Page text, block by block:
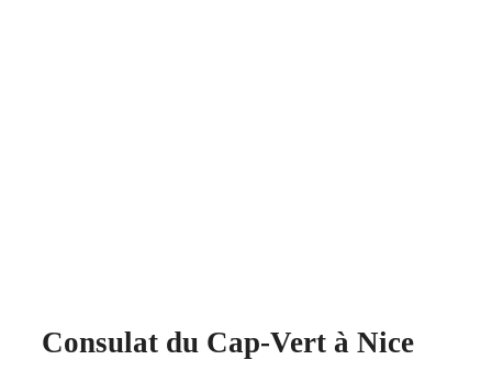
Consulat du Cap-Vert à Nice